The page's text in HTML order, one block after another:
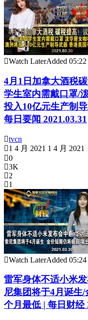
Watch LaterAdded 05:22
4月1日加拿大酒税
学生室内需戴口罩/
投入10亿元生产制
每日要闻 2021.03.31
tvcn
1 4 月 2021 1 4 月 2021
0
3K
2
1
Watch LaterAdded 05:24
雷军身体不适小米
尼集团将于4月诞生
个月最低 | 每日财经